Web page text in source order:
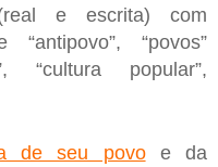
e escrita) com
“povos”
“cultura popular”,
de seu povoe da